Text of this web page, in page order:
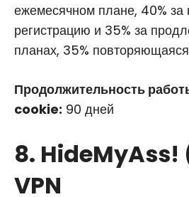
ежемесячном плане, 40% за
регистрацию и 35% за
планах, 35%
Продолжительность
cookie: 90 дней
8. HideMyAss!
VPN